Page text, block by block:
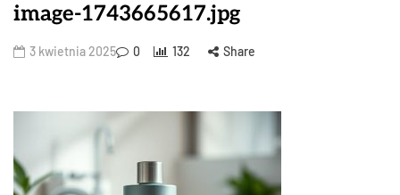
image-1743665617.jpg
3 kwietnia 2025 0 132 Share